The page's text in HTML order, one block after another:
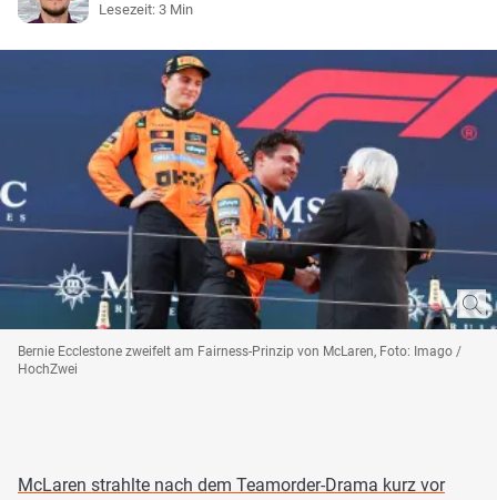
Lesezeit: 3 Min
Bernie Ecclestone zweifelt am Fairness-Prinzip von McLaren, Foto: Imago /
HochZwei
McLaren strahlte nach dem Teamorder-Drama kurz vor